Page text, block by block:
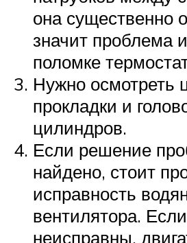
она существенно
значит проблема
поломке
Нужно осмотреть
прокладки и
цилиндров.
Если решение
найдено, стоит
исправность
вентилятора.
неисправны,